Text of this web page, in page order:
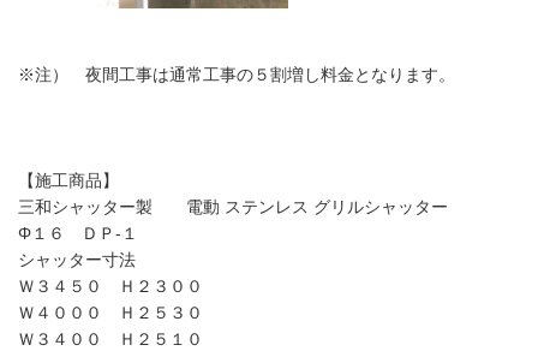
※注） 夜間工事は通常工事の５割増し料金となります。
【施工商品】
三和シャッター製 電動 ステンレス グリルシャッター
Φ１６ ＤＰ-１
シャッター寸法
Ｗ３４５０ Ｈ２３００
Ｗ４０００ Ｈ２５３０
Ｗ３４００ Ｈ２５１０